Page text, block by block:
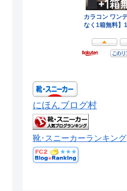
にほんブログ村
靴･スニーカーランキング